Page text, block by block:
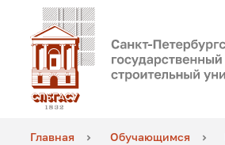
Главная Обучающимся